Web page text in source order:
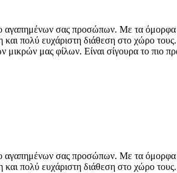
σας προσώπων. Με τα όμορφα
πολύ ευχάριστη διάθεση στο χώρο
μας φίλων. Είναι σίγουρα το πιο
σας προσώπων. Με τα όμορφα
πολύ ευχάριστη διάθεση στο χώρο